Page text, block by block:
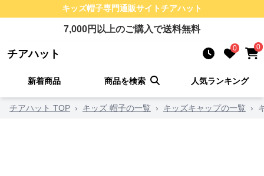
キッズ帽子専門通販サイトチアハット
7,000円以上のご購入で送料無料
チアハット 0 0
新着商品 商品を検索 人気ランキング
チアハット TOP › キッズ 帽子の一覧 › キッズキャップの一覧 ›